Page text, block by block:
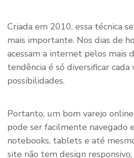
Criada em 2010, essa técnica
mais importante. Nos dias de
acessam a internet pelos mais
tendência é só diversificar cada
possibilidades.
Portanto, um bom varejo
pode ser facilmente navegado
notebooks, tablets e até
site não tem design